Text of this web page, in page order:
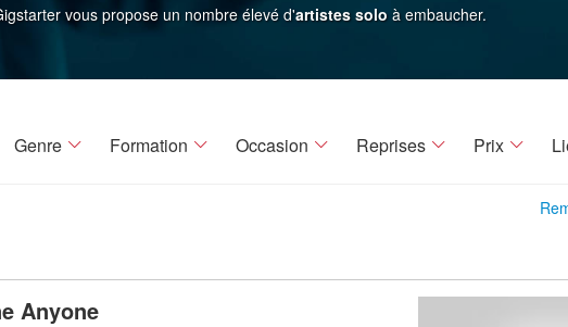
vous propose un nombre élevé d'artistes soloà embaucher.
Genre Formation Occasion Reprises Prix
Anyone